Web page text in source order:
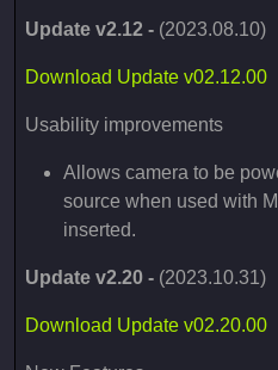
Update v2.12 - (2023.08.10)
Download Update v02.12.00
Usability improvements
Allows camera to be
source when used with
inserted.
Update v2.20 - (2023.10.31)
Download Update v02.20.00